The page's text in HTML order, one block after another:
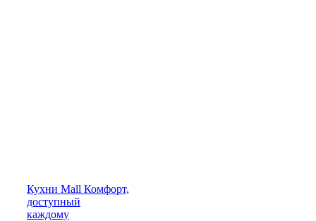
Кухни Mall Комфорт,
доступный
каждому